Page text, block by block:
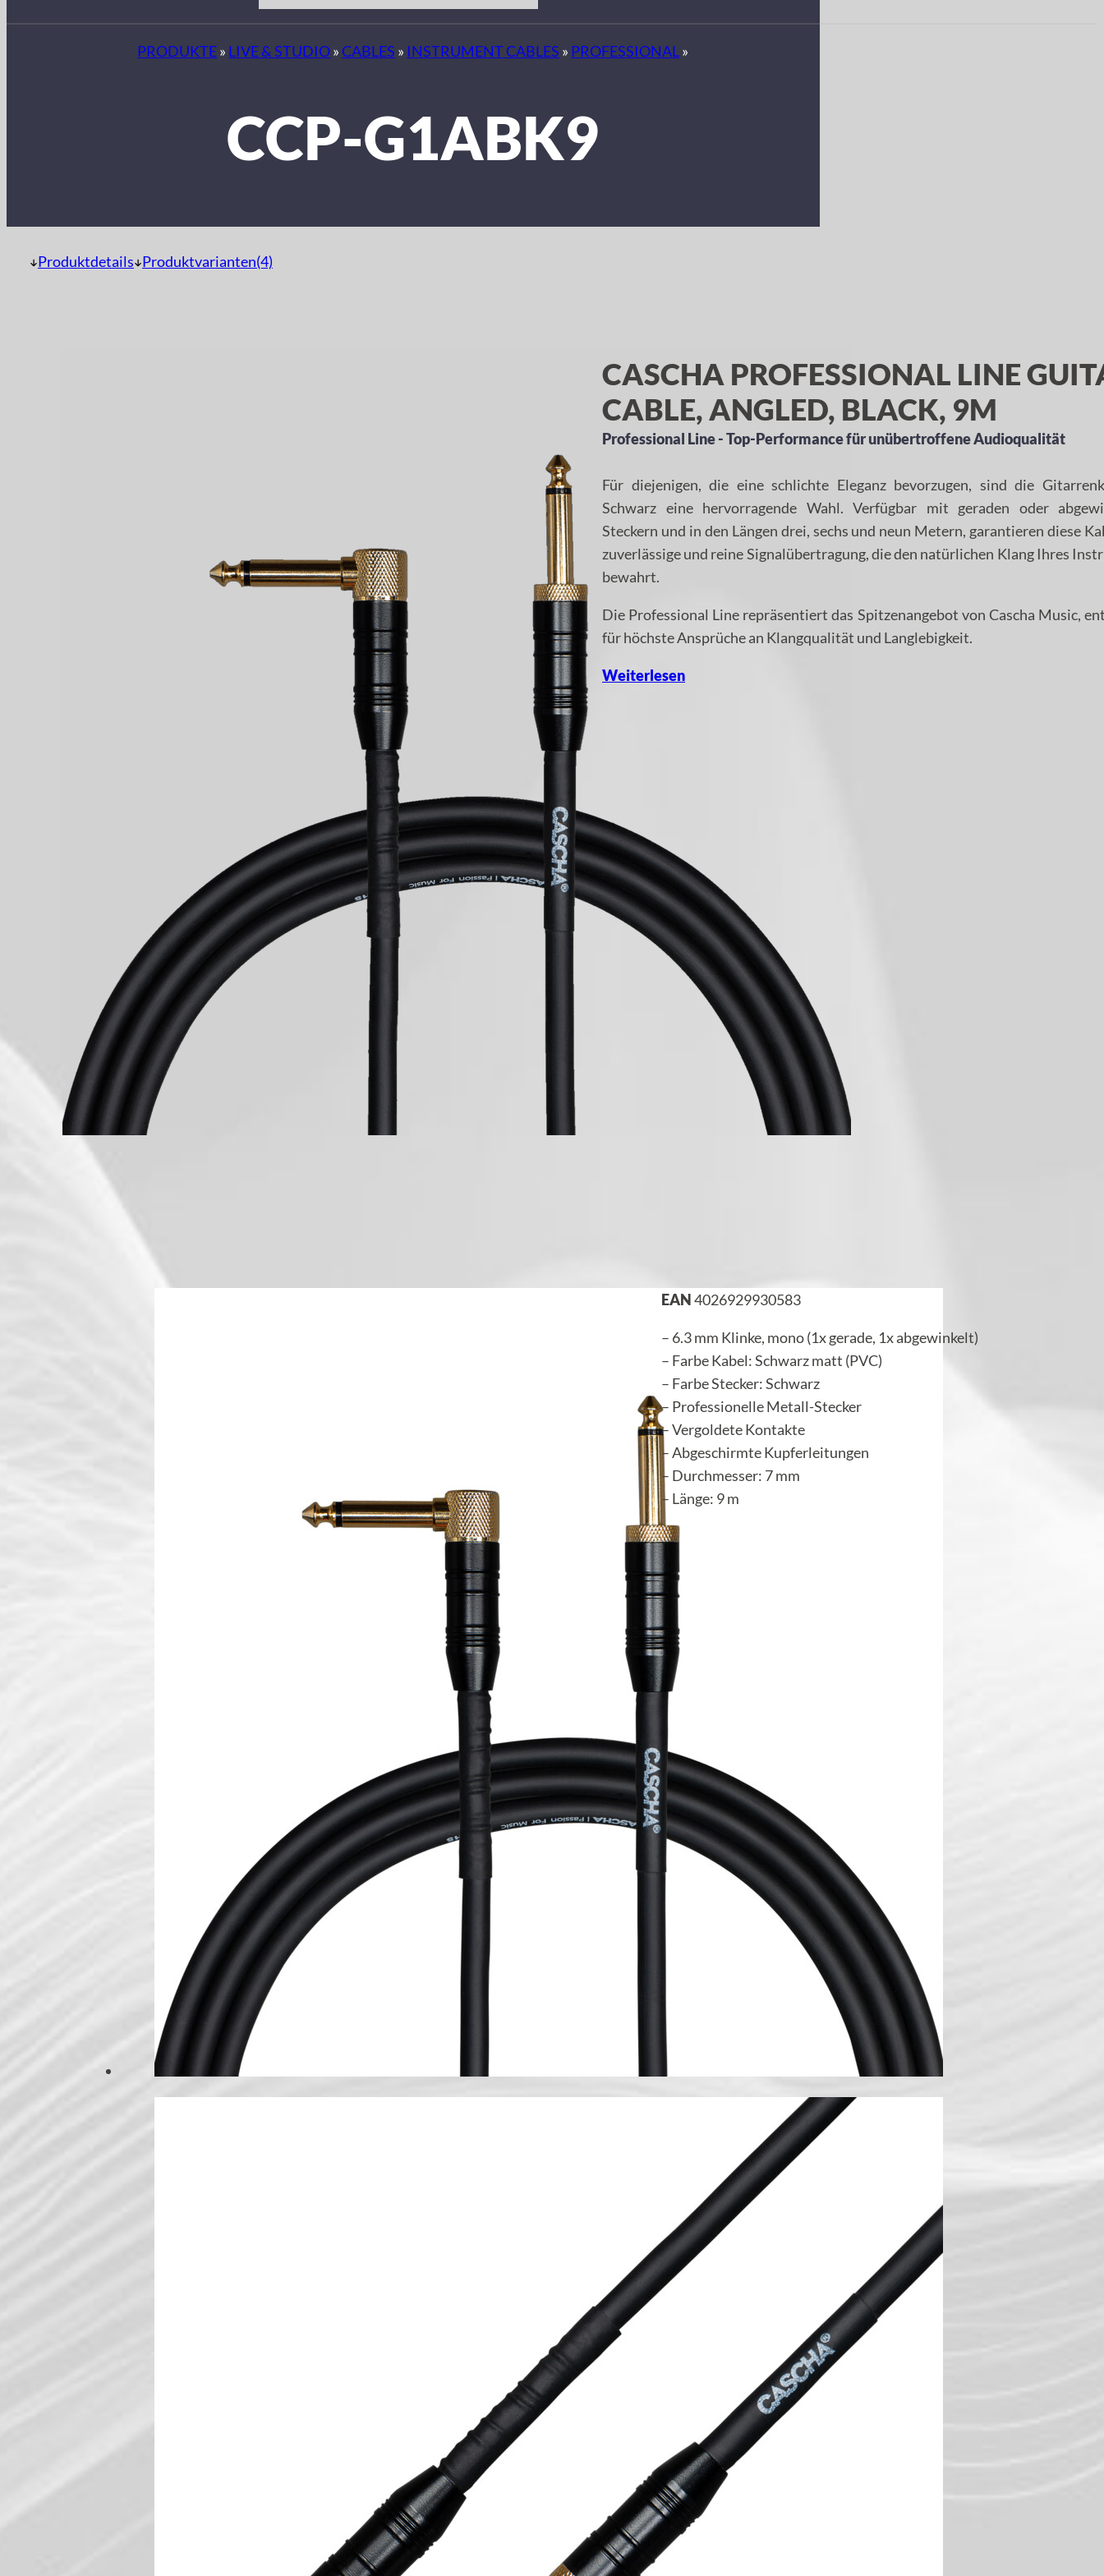
PRODUKTE» LIVE & STUDIO»CABLES » INSTRUMENT CABLES » PROFESSIONAL»
CCP-G1ABK9
Produktdetails Produktvarianten(4)
CASCHA PROFESSIONAL LINE
CABLE, ANGLED, BLACK, 9M
Professional Line - Top-Performance für unübertroffene Audioqualität
Für diejenigen, die eine schlichte Eleganz bevorzugen, sind die
Schwarz eine hervorragende Wahl. Verfügbar mit geraden oder
Steckern und in den Längen drei, sechs und neun Metern, garantieren diese
zuverlässige und reine Signalübertragung, die den natürlichen Klang Ihres
bewahrt.
Die Professional Line repräsentiert das Spitzenangebot von Cascha Music,
für höchste Ansprüche an Klangqualität und Langlebigkeit.
Weiterlesen
EAN4026929930583
– 6.3 mm Klinke, mono (1x gerade, 1x abgewinkelt)
– Farbe Kabel: Schwarz matt (PVC)
– Farbe Stecker: Schwarz
– Professionelle Metall-Stecker
– Vergoldete Kontakte
– Abgeschirmte Kupferleitungen
– Durchmesser: 7 mm
– Länge: 9 m